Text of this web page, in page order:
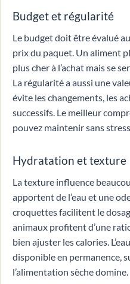
Budget et régularité
Le budget doit être évalué
prix du paquet. Un aliment
plus cher à l’achat mais se
La régularité a aussi une
évite les changements, les
successifs. Le meilleur
pouvez maintenir sans
Hydratation et texture
La texture influence
apportent de l’eau et une
croquettes facilitent le
animaux profitent d’une
bien ajuster les calories.
disponible en permanence,
l’alimentation sèche domine.